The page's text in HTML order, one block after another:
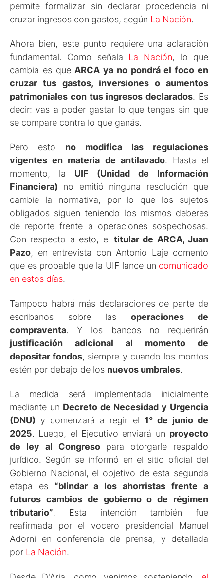
permite formalizar sin declarar procedencia ni
cruzar ingresos con gastos, según La Nación.
Ahora bien, este punto requiere una aclaración
fundamental. Como señala La Nación, lo que
cambia es que ARCA ya no pondrá el foco en
cruzar tus gastos, inversiones o aumentos
patrimoniales con tus ingresos declarados. Es
decir: vas a poder gastar lo que tengas sin que
se compare contra lo que ganás.
Pero esto no modifica las regulaciones
vigentes en materia de antilavado. Hasta el
momento, la UIF (Unidad de Información
Financiera) no emitió ninguna resolución que
cambie la normativa, por lo que los sujetos
obligados siguen teniendo los mismos deberes
de reporte frente a operaciones sospechosas.
Con respecto a esto, el titular de ARCA, Juan
Pazo, en entrevista con Antonio Laje comento
que es probable que la UIF lance un comunicado
en estos días.
Tampoco habrá más declaraciones de parte de
escribanos sobre las operaciones de
compraventa. Y los bancos no requerirán
justificación adicional al momento de
depositar fondos, siempre y cuando los montos
estén por debajo de los nuevos umbrales.
La medida será implementada inicialmente
mediante un Decreto de Necesidad y Urgencia
(DNU) y comenzará a regir el 1° de junio de
2025. Luego, el Ejecutivo enviará un proyecto
de ley al Congresopara otorgarle respaldo
jurídico. Según se informó en el sitio oficial del
Gobierno Nacional, el objetivo de esta segunda
etapa es “blindar a los ahorristas frente a
futuros cambios de gobierno o de régimen
tributario”. Esta intención también fue
reafirmada por el vocero presidencial Manuel
Adorni en conferencia de prensa, y detallada
por La Nación.